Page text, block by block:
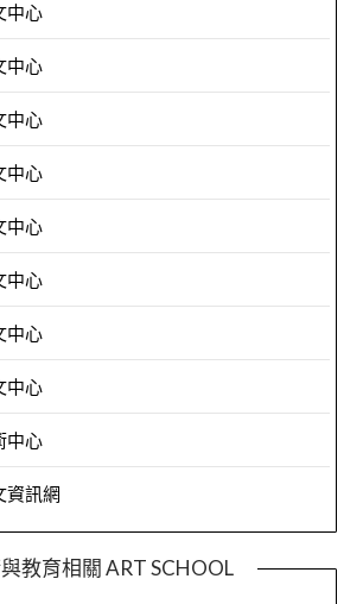
中心
中心
中心
中心
中心
中心
中心
中心
中心
資訊網
教育相關 ART SCHOOL